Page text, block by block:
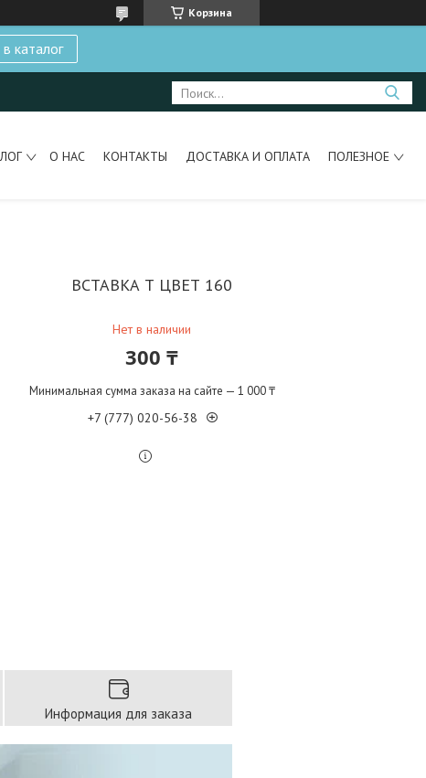
Корзина
каталог
О НАС КОНТАКТЫ ДОСТАВКА И ОПЛАТА ПОЛЕЗНОЕ
ВСТАВКА Т ЦВЕТ 160
Нет в наличии
300 ₸
Минимальная сумма заказа на сайте — 1 000 ₸
+7 (777) 020-56-38
Информация для заказа